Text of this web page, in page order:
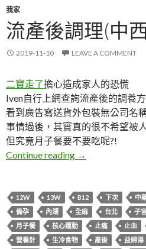
我家
流產後調理(中
2019-11-10 LEAVE A COMMENT
二寶走了擔心造成家人的恐慌
Iven自行上網查詢流產後的調養
看到廣告寫送貨外包裝無公司名
事情過後，其實真的很不希望被
但究竟月子餐要不要吃呢?!
Continue reading 流產後調理(中西
→
12W 13W B12 下次 中
備孕
內湖 全麻 台北 子
月子餐
核心運動 止痛 止血
營養針
生冷食物 產後 益婦湯